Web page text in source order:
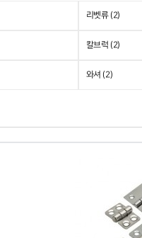
리벳류 (2)
칼브럭 (2)
와셔 (2)